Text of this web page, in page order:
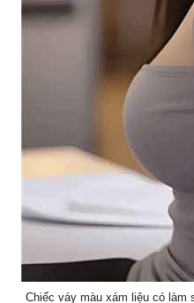
Chiếc váy màu xám liệu có làm